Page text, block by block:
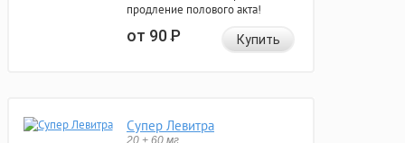
продление полового акта!
от 90Р Купить
Супер Левитра